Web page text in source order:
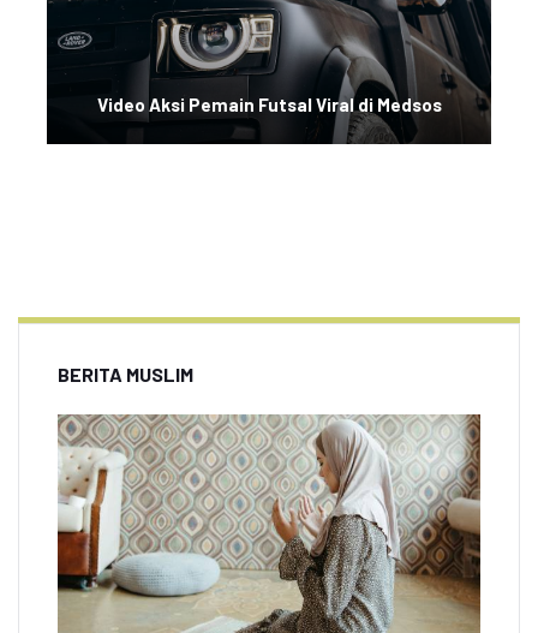
Video Aksi Pemain Futsal Viral di Medsos
BERITA MUSLIM